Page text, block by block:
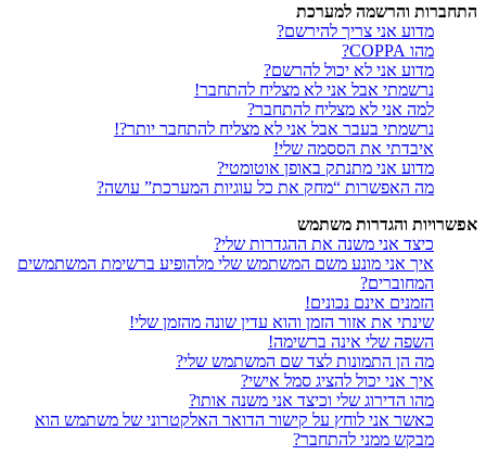
התחברות והרשמה למערכת
מדוע אני צריך להירשם?
מהו COPPA?
מדוע אני לא יכול להרשם?
נרשמתי אבל אני לא מצליח להתחבר!
למה אני לא מצליח להתחבר?
נרשמתי בעבר אבל אני לא מצליח להתחבר יותר?!
איבדתי את הססמה שלי!
מדוע אני מתנתק באופן אוטומטי?
מה האפשרות “מחק את כל עוגיות המערכת” עושה?
אפשרויות והגדרות משתמש
כיצד אני משנה את ההגדרות שלי?
איך אני מונע משם המשתמש שלי מלהופיע ברשימת המשתמשים
המחוברים?
הזמנים אינם נכונים!
שינתי את אזור הזמן והוא עדין שונה מהזמן שלי!
השפה שלי אינה ברשימה!
מה הן התמונות לצד שם המשתמש שלי?
איך אני יכול להציג סמל אישי?
מהו הדירוג שלי וכיצד אני משנה אותו?
כאשר אני לוחץ על קישור הדואר האלקטרוני של משתמש הוא
מבקש ממני להתחבר?